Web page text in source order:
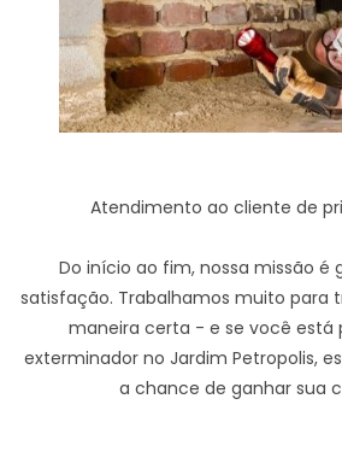
Atendimento ao cliente de
Do início ao fim, nossa missão é
satisfação. Trabalhamos muito para
maneira certa - e se você está
exterminador no Jardim Petropolis,
a chance de ganhar sua